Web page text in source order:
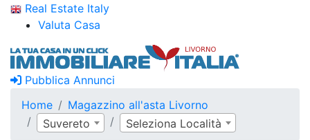
Real Estate Italy
Valuta Casa
Pubblica Annunci
Home
Magazzino all'asta Livorno
Suvereto
Seleziona Località